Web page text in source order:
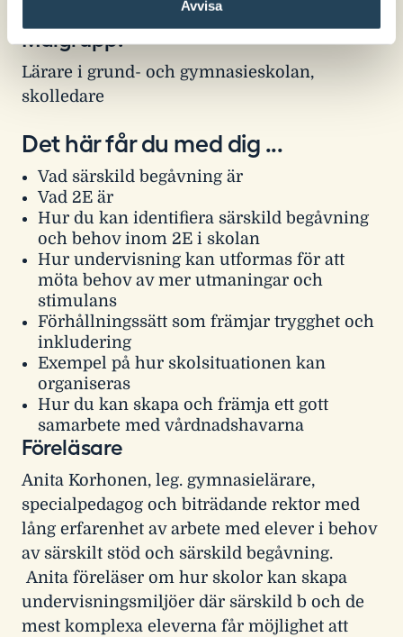
Avvisa
Målgrupp:
Lärare i grund- och gymnasieskolan,
skolledare
Det här får du med dig ...
Vad särskild begåvning är
Vad 2E är
Hur du kan identifiera särskild begåvning
och behov inom 2E i skolan
Hur undervisning kan utformas för att
möta behov av mer utmaningar och
stimulans
Förhållningssätt som främjar trygghet och
inkludering
Exempel på hur skolsituationen kan
organiseras
Hur du kan skapa och främja ett gott
samarbete med vårdnadshavarna
Föreläsare
Anita Korhonen, leg. gymnasielärare,
specialpedagog och biträdande rektor med
lång erfarenhet av arbete med elever i behov
av särskilt stöd och särskild begåvning.
Anita föreläser om hur skolor kan skapa
undervisningsmiljöer där särskild b och de
mest komplexa eleverna får möjlighet att